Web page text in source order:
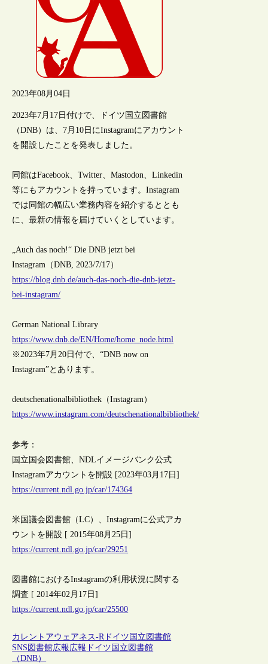
2023年08月04日
2023年7月17日付けで、ドイツ国立図書館
（DNB）は、7月10日にInstagramにアカウント
を開設したことを発表しました。
同館はFacebook、Twitter、Mastodon、Linkedin
等にもアカウントを持っています。Instagram
では同館の幅広い業務内容を紹介するととも
に、最新の情報を届けていくとしています。
„Auch das noch!“ Die DNB jetzt bei
Instagram（DNB, 2023/7/17）
https://blog.dnb.de/auch-das-noch-die-dnb-jetzt-
bei-instagram/
German National Library
https://www.dnb.de/EN/Home/home_node.html
※2023年7月20日付で、“DNB now on
Instagram”とあります。
deutschenationalbibliothek（Instagram）
https://www.instagram.com/deutschenationalbibliothek/
参考：
国立国会図書館、NDLイメージバンク公式
Instagramアカウントを開設 [2023年03月17日]
https://current.ndl.go.jp/car/174364
米国議会図書館（LC）、Instagramに公式アカ
ウントを開設 [ 2015年08月25日]
https://current.ndl.go.jp/car/29251
図書館におけるInstagramの利用状況に関する
調査 [ 2014年02月17日]
https://current.ndl.go.jp/car/25500
カレントアウェアネス-Rドイツ 国立図書館
SNS 図書館広報広報 ドイツ国立図書館
（DNB）